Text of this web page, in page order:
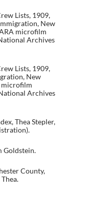
Lists, 1909,
New
microfilm
Archives
Lists, 1909,
New
microfilm
Archives
Thea Stepler,
Goldstein.
County,